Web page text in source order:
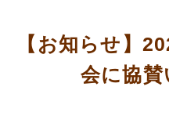
【お知らせ】
会に協